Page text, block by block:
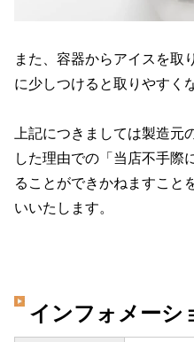
また、容器からアイスを取
に少しつけると取りやすく
上記につきましては製造元
した理由での「当店不手際
ることができかねますこと
いいたします。
インフォメーシ